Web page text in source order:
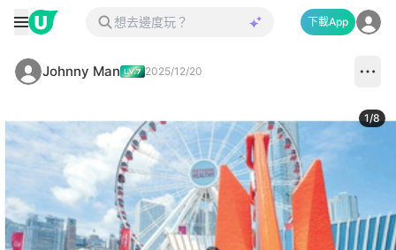
下載App
Johnny Man 2025/12/20
1/8